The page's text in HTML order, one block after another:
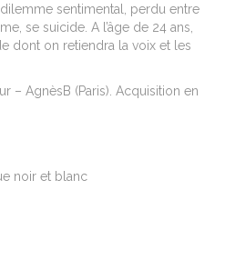
sentimental, perdu entre
se suicide. A l’âge de 24 ans,
dont on retiendra la voix et les
– AgnèsB (Paris). Acquisition en
noir et blanc